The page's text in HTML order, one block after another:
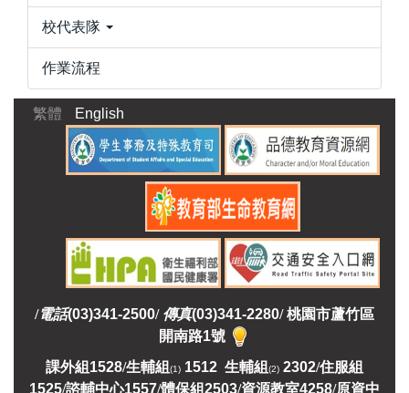
校代表隊
作業流程
繁體 English
/電話(03)341-2500/ 傳真(03)341-2280/ 桃園市蘆竹區
開南路1號
課外組 1528/生輔組 (1) 1512 生輔組 (2) 2302/住服組
1525/諮輔中心1557/體保組2503/資源教室4258/原資中